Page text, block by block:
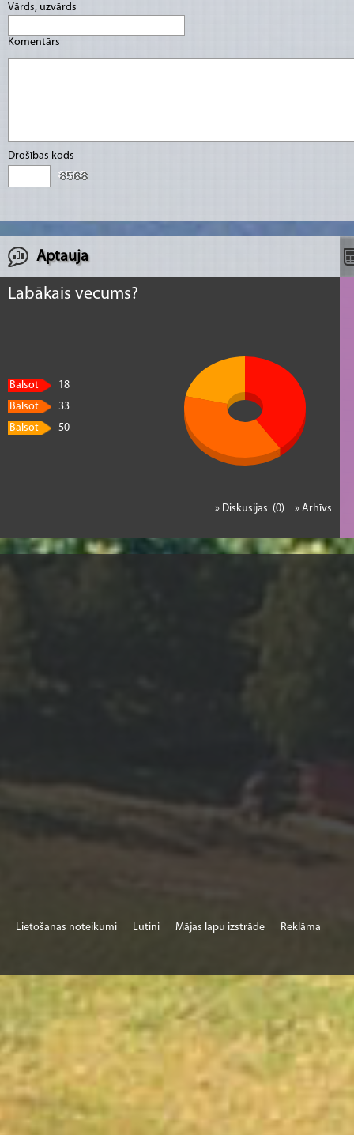
Vārds, uzvārds
Komentārs
Drošības kods
Aptauja
Labākais vecums?
Balsot
18
Balsot
33
Balsot
50
» Arhīvs
» Diskusijas (0)
Lietošanas noteikumi Lutini Mājas lapu izstrāde Reklāma